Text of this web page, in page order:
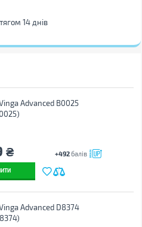
14 днів
Advanced B0025
₴ +492балів
Advanced D8374